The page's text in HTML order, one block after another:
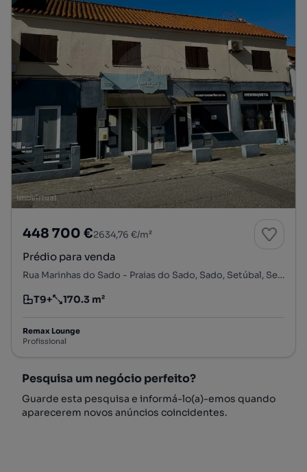
448 700 €2634,76 €/m²
Prédio para venda
Rua Marinhas do Sado - Praias do Sado, Sado, Setúbal, Setúbal
Tipologia
T9+
Preço por metro quadrado
170.3 m²
Remax Lounge
Profissional
Pesquisa um negócio perfeito?
Guarde esta pesquisa e informá-lo(a)-emos quando
aparecerem novos anúncios coincidentes.